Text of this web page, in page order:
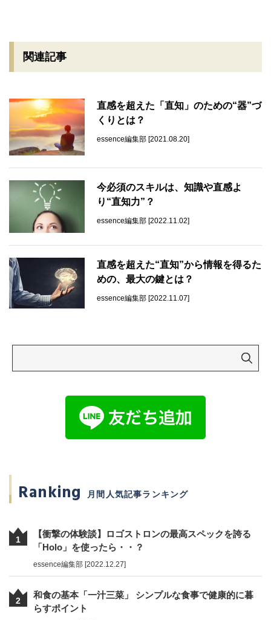
関連記事
直感を超えた「直知」のための“器”づ
くりとは？
essence編集部 [2021.08.20]
今必須のスキルは、知識や直感よ
り“直知力”？
essence編集部 [2022.11.02]
直感を超えた“直知”から情報を得るた
めの、最大の鍵とは？
essence編集部 [2022.11.07]
Ranking 月間人気記事ランキング
1
【衝撃の体験談】ロゴストロンの最高スペックを誇る
「Holo」を使ったら・・？
essence編集部 [2022.12.27]
2
和食の基本「一汁三菜」 シンプルな食事で健康的に暮
らすポイント